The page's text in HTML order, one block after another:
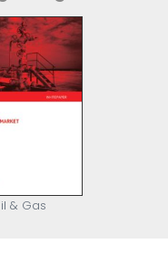
& Gas